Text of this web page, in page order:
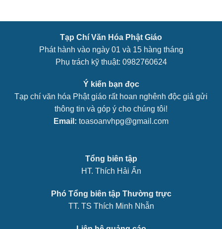
Tạp Chí Văn Hóa Phật Giáo
Phát hành vào ngày 01 và 15 hàng tháng
Phụ trách kỹ thuật: 0982760624
Ý kiến bạn đọc
Tạp chí văn hóa Phật giáo rất hoan nghênh độc giả gửi
thông tin và góp ý cho chúng tôi!
Email: toasoanvhpg@gmail.com
Tổng biên tập
HT. Thích Hải Ấn
Phó Tổng biên tập Thường trực
TT. TS Thích Minh Nhẫn